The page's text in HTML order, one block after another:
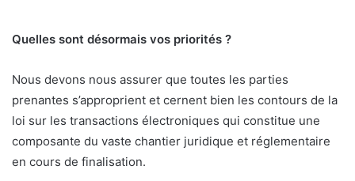
Quelles sont désormais vos priorités ?
Nous devons nous assurer que toutes les parties
prenantes s’approprient et cernent bien les contours de la
loi sur les transactions électroniques qui constitue une
composante du vaste chantier juridique et réglementaire
en cours de finalisation.